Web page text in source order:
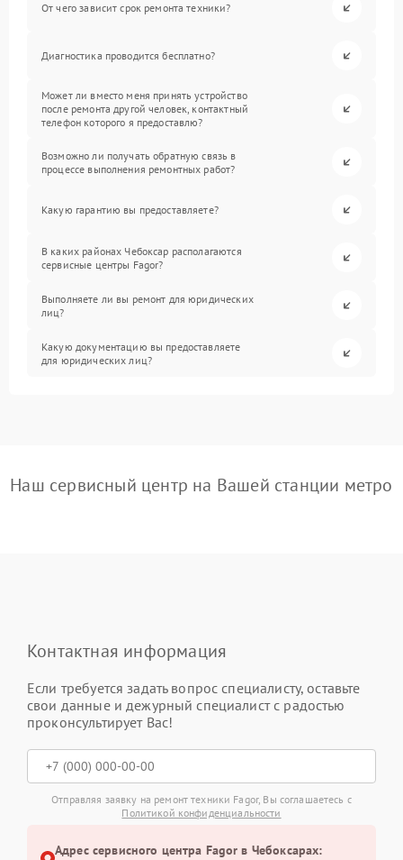
От чего зависит срок ремонта техники?
Диагностика проводится бесплатно?
Может ли вместо меня принять устройство
после ремонта другой человек, контактный
телефон которого я предоставлю?
Возможно ли получать обратную связь в
процессе выполнения ремонтных работ?
Какую гарантию вы предоставляете?
В каких районах Чебоксар располагаются
сервисные центры Fagor?
Выполняете ли вы ремонт для юридических
лиц?
Какую документацию вы предоставляете
для юридических лиц?
Наш сервисный центр на Вашей станции метро
Контактная информация
Если требуется задать вопрос специалисту, оставьте
свои данные и дежурный специалист с радостью
проконсультирует Вас!
Отправляя заявку на ремонт техники Fagor, Вы соглашаетесь с
Политикой конфиденциальности
Адрес сервисного центра Fagor в Чебоксарах: